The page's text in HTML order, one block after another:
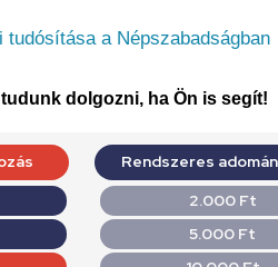
a Népszabadságban
dolgozni, ha Ön is segít!